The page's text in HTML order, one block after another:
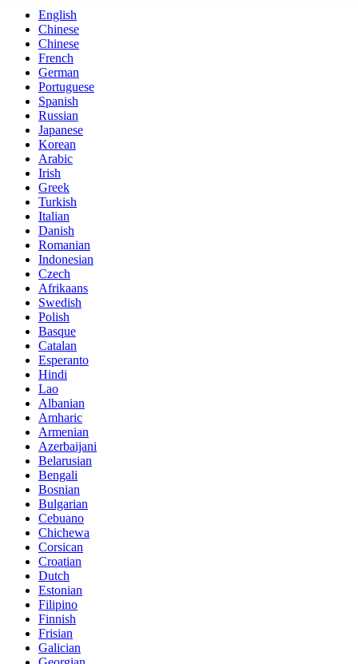
English
Chinese
Chinese
French
German
Portuguese
Spanish
Russian
Japanese
Korean
Arabic
Irish
Greek
Turkish
Italian
Danish
Romanian
Indonesian
Czech
Afrikaans
Swedish
Polish
Basque
Catalan
Esperanto
Hindi
Lao
Albanian
Amharic
Armenian
Azerbaijani
Belarusian
Bengali
Bosnian
Bulgarian
Cebuano
Chichewa
Corsican
Croatian
Dutch
Estonian
Filipino
Finnish
Frisian
Galician